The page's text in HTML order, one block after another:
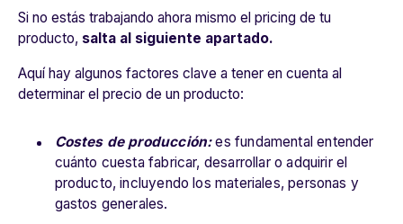
Si no estás trabajando ahora mismo el pricing de tu
producto, salta al siguiente apartado.
Aquí hay algunos factores clave a tener en cuenta al
determinar el precio de un producto:
Costes de producción: es fundamental entender
cuánto cuesta fabricar, desarrollar o adquirir el
producto, incluyendo los materiales, personas y
gastos generales.